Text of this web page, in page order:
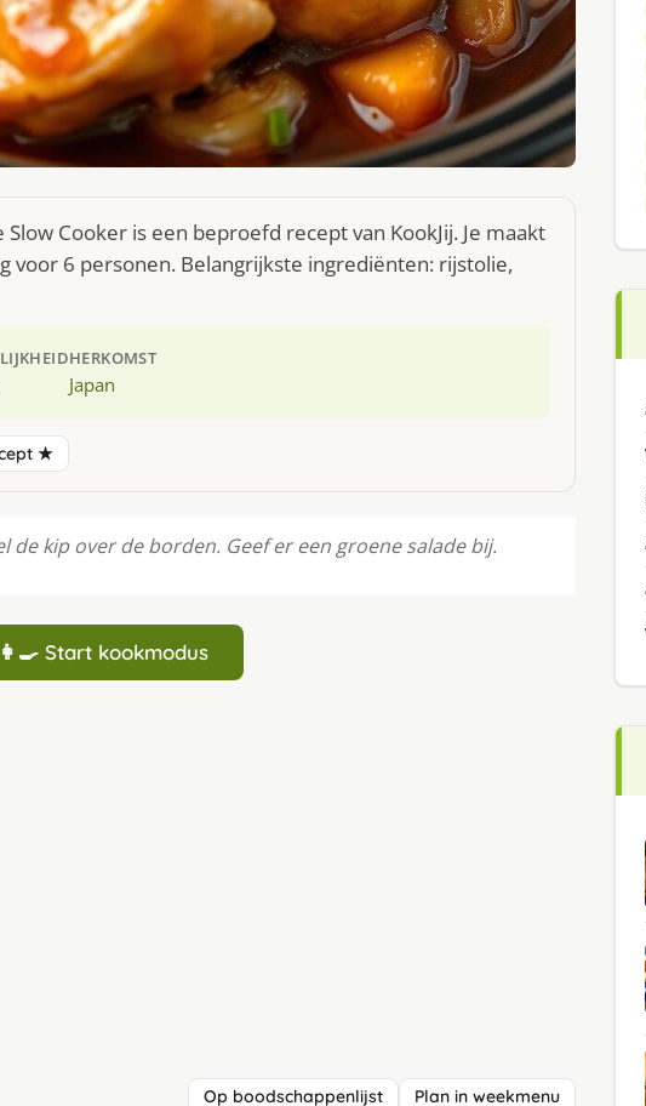
Cooker is een beproefd recept van KookJij. Je maakt
voor 6 personen. Belangrijkste ingrediënten: rijstolie,
HERKOMST
Japan
★
kip over de borden. Geef er een groene salade bij.
👩‍🍳 Start kookmodus
Op boodschappenlijst Plan in weekmenu